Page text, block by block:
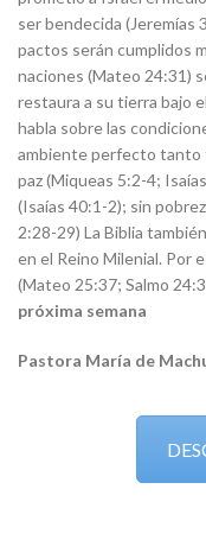
ser bendecida (Jeremías
pactos serán cumplidos
naciones (Mateo 24:31)
restaura a su tierra bajo
habla sobre las
ambiente perfecto tanto
paz (Miqueas 5:2-4;
(Isaías 40:1-2); sin
2:28-29) La Biblia
en el Reino Milenial. Por
(Mateo 25:37; Salmo
próxima semana
Pastora María de